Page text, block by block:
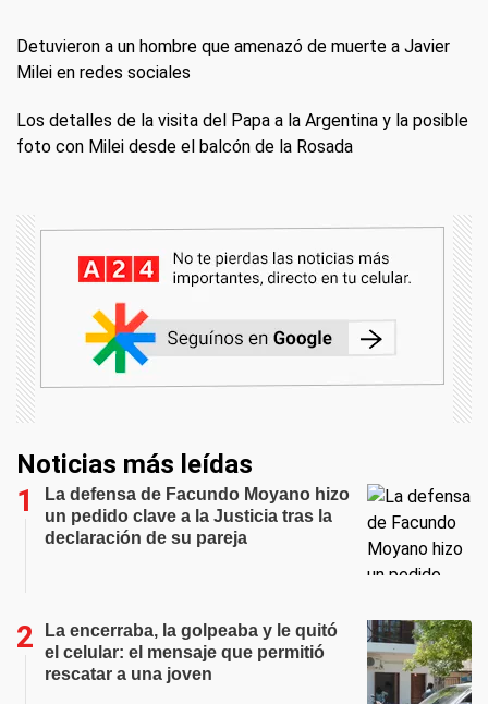
Detuvieron a un hombre que amenazó de muerte a Javier
Milei en redes sociales
Los detalles de la visita del Papa a la Argentina y la posible
foto con Milei desde el balcón de la Rosada
Noticias más leídas
La defensa de Facundo Moyano hizo
un pedido clave a la Justicia tras la
declaración de su pareja
La encerraba, la golpeaba y le quitó
el celular: el mensaje que permitió
rescatar a una joven